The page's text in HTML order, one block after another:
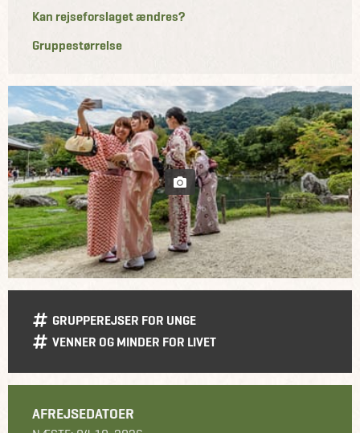
Kan rejseforslaget ændres?
Gruppestørrelse
GRUPPEREJSER FOR UNGE
VENNER OG MINDER FOR LIVET
AFREJSEDATOER